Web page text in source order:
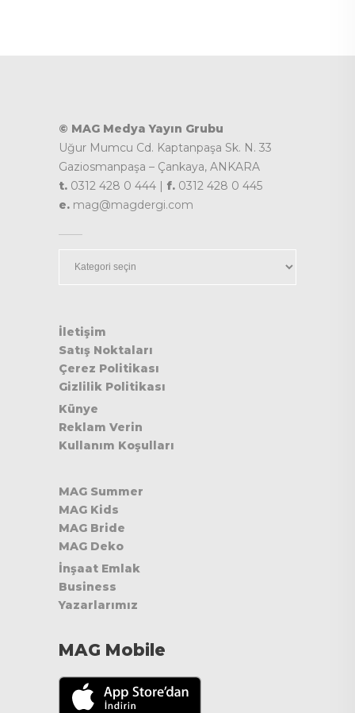
© MAG Medya Yayın Grubu
Uğur Mumcu Cd. Kaptanpaşa Sk. N. 33
Gaziosmanpaşa – Çankaya, ANKARA
t. 0312 428 0 444 | f. 0312 428 0 445
e. mag@magdergi.com
İletişim
Satış Noktaları
Çerez Politikası
Gizlilik Politikası
Künye
Reklam Verin
Kullanım Koşulları
MAG Summer
MAG Kids
MAG Bride
MAG Deko
İnşaat Emlak
Business
Yazarlarımız
MAG Mobile